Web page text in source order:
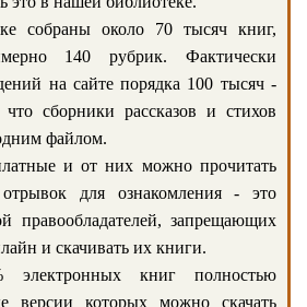
собраны около 70 тысяч книг,
140 рубрик. Фактически
на сайте порядка 100 тысяч -
сборники рассказов и стихов
файлом.
и от них можно прочитать
для ознакомления - это
правообладателей, запрещающих
и скачивать их книги.
электронных книг полностью
версии которых можно скачать